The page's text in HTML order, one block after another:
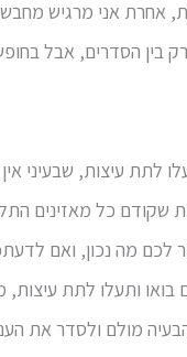
אחרת אני מרגיש
בין הסדרים, אבל
לתת עיצות, שבעיני
שקודם כל מאזינים
לכם מה נכון, ואם
בואו ותעלו לתת
מולם ולסדר את